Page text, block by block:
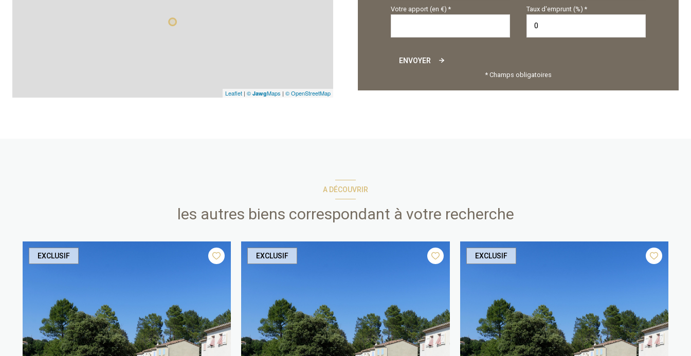
Leaflet | © JawgMaps | © OpenStreetMap
Votre apport (en €) * Taux d'emprunt (%) *
ENVOYER
* Champs obligatoires
A DÉCOUVRIR
les autres biens correspondant à votre recherche
EXCLUSIF EXCLUSIF EXCLUSIF